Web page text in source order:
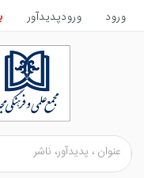
ورود ورودپدیدآور